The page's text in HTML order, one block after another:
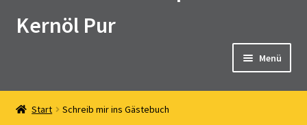
Kernöl Pur
Menü
Home
Start Schreib mir ins Gästebuch